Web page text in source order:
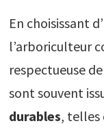
En choisissant
l’arboriculteur
respectueuse
sont souvent
durables, telles